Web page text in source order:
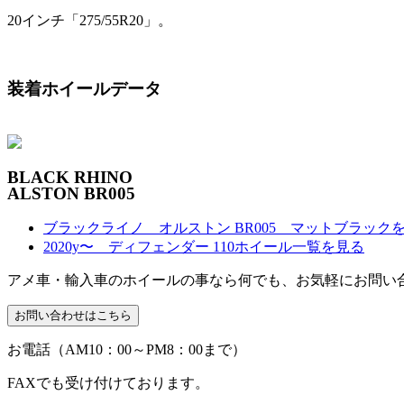
20インチ「275/55R20」。
装着ホイールデータ
BLACK RHINO
ALSTON BR005
ブラックライノ オルストン BR005 マットブラック
2020y〜 ディフェンダー 110ホイール一覧を見る
アメ車・輸入車のホイールの事なら何でも、お気軽にお問い
お電話（AM10：00～PM8：00まで）
FAXでも受け付けております。